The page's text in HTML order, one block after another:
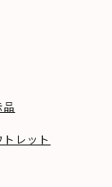
品
レット